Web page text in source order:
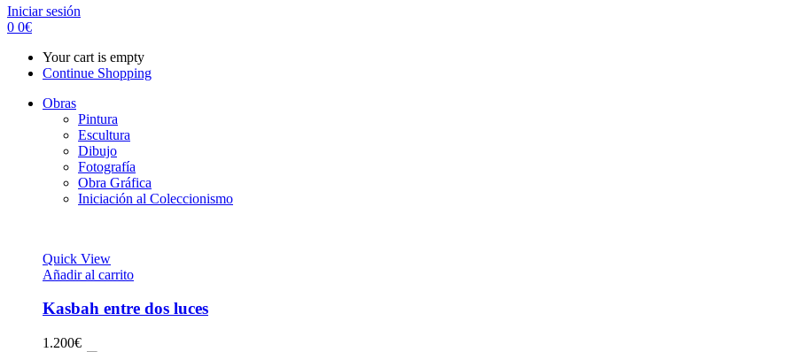
Iniciar sesión
0 0€
Your cart is empty
Continue Shopping
Obras
Pintura
Escultura
Dibujo
Fotografía
Obra Gráfica
Iniciación al Coleccionismo
Quick View
Añadir al carrito
Kasbah entre dos luces
1.200€